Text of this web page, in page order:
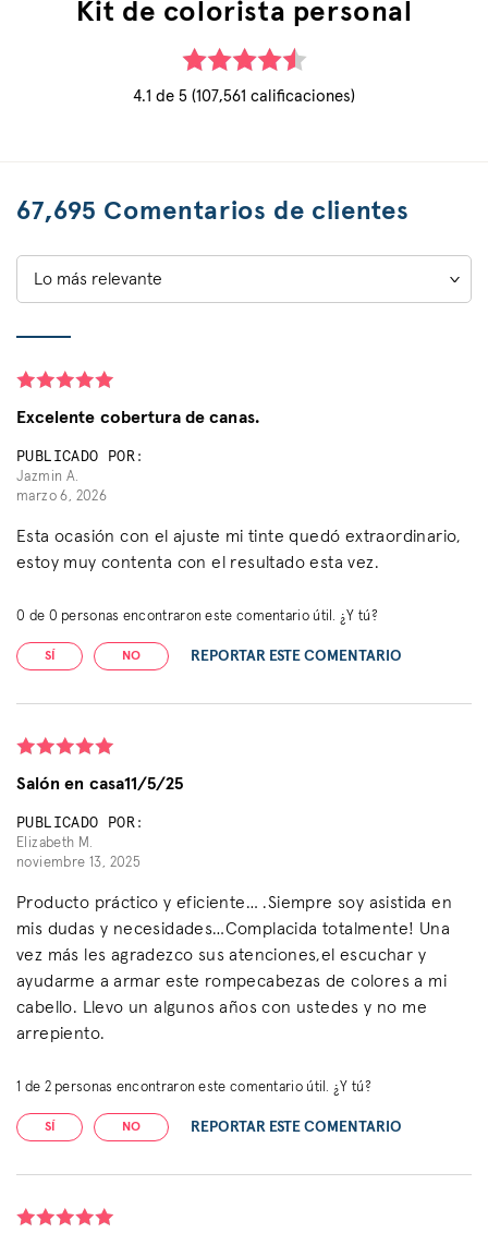
Kit de colorista personal
4.1 de 5 (107,561 calificaciones)
67,695 Comentarios de clientes
Sort
by:
Excelente cobertura de canas.
PUBLICADO POR:
Jazmin A.
marzo 6, 2026
Esta ocasión con el ajuste mi tinte quedó extraordinario,
estoy muy contenta con el resultado esta vez.
0 de 0 personas encontraron este comentario útil. ¿Y tú?
SÍ NO REPORTAR ESTE COMENTARIO
Salón en casa11/5/25
PUBLICADO POR:
Elizabeth M.
noviembre 13, 2025
Producto práctico y eficiente… .Siempre soy asistida en
mis dudas y necesidades…Complacida totalmente! Una
vez más les agradezco sus atenciones,el escuchar y
ayudarme a armar este rompecabezas de colores a mi
cabello. Llevo un algunos años con ustedes y no me
arrepiento.
1 de 2personas encontraron este comentario útil. ¿Y tú?
SÍ NO REPORTAR ESTE COMENTARIO